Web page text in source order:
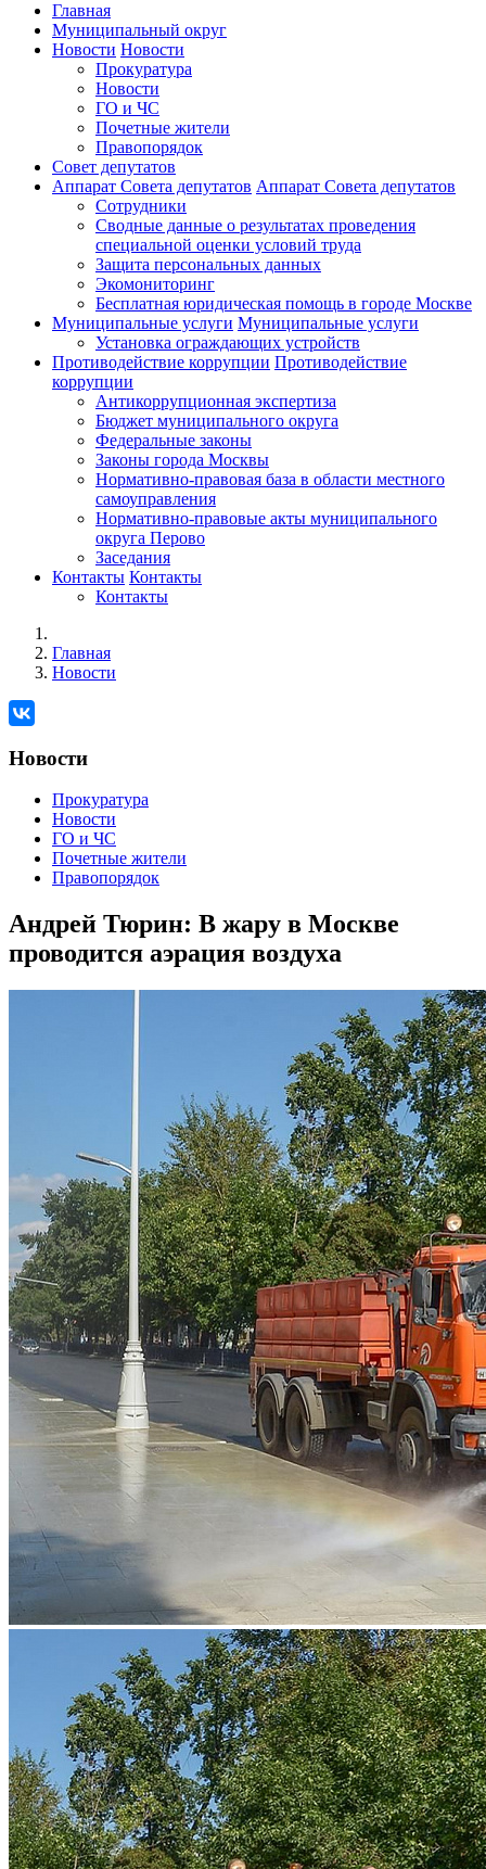
Главная
Муниципальный округ
Новости Новости
Прокуратура
Новости
ГО и ЧС
Почетные жители
Правопорядок
Совет депутатов
Аппарат Совета депутатов Аппарат Совета депутатов
Сотрудники
Сводные данные о результатах проведения
специальной оценки условий труда
Защита персональных данных
Экомониторинг
Бесплатная юридическая помощь в городе Москве
Муниципальные услуги Муниципальные услуги
Установка ограждающих устройств
Противодействие коррупции Противодействие
коррупции
Антикоррупционная экспертиза
Бюджет муниципального округа
Федеральные законы
Законы города Москвы
Нормативно-правовая база в области местного
самоуправления
Нормативно-правовые акты муниципального
округа Перово
Заседания
Контакты Контакты
Контакты
Главная
Новости
Новости
Прокуратура
Новости
ГО и ЧС
Почетные жители
Правопорядок
Андрей Тюрин: В жару в Москве
проводится аэрация воздуха